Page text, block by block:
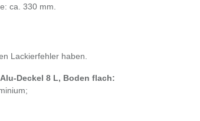
ca. 330 mm.
Lackierfehler haben.
Deckel 8 L, Boden flach: